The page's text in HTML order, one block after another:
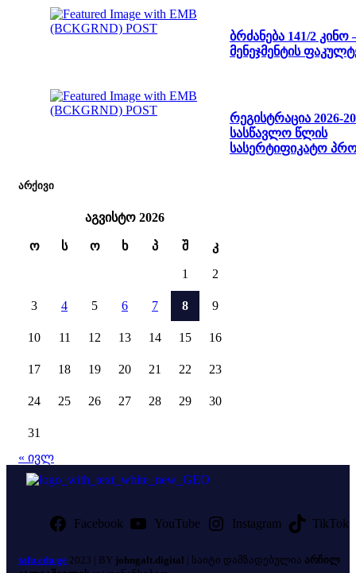
ბრძანება 141/2
მენეჯმენტის
რეგისტრაცია 2026-
სასწავლო წლის
სასერტიფიკატო
არქივი
აგვისტო 2026
ო ს ო ხ პ შ კ
1 2
3 4 5 6 7 8 9
10 11 12 13 14 15 16
17 18 19 20 21 22 23
24 25 26 27 28 29 30
31
« ივლ
Facebook YouTube Instagram TikTok
tafu.edu.ge 2023 | BY johngalt.digital | საიტი დამზადებულია არჩილ